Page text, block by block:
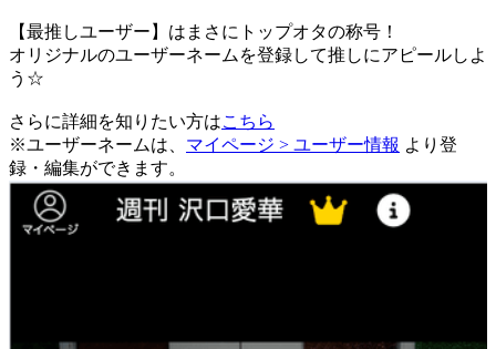
【最推しユーザー】はまさにトップオタの称号！
オリジナルのユーザーネームを登録して推しにアピールしよ
う☆
さらに詳細を知りたい方はこちら
※ユーザーネームは、 マイページ > ユーザー情報 より登
録・編集ができます。